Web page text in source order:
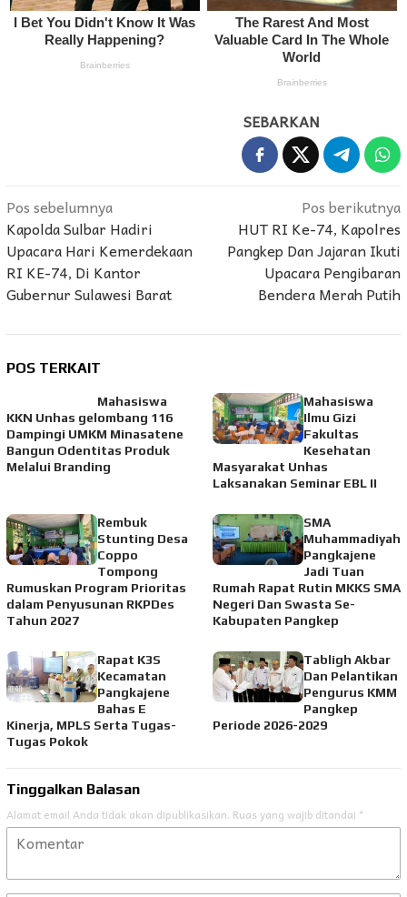
SEBARKAN
Navigasi
pos
Pos sebelumnya
Kapolda Sulbar Hadiri
Upacara Hari Kemerdekaan
RI KE-74, Di Kantor
Gubernur Sulawesi Barat
Pos berikutnya
HUT RI Ke-74, Kapolres
Pangkep Dan Jajaran Ikuti
Upacara Pengibaran
Bendera Merah Putih
POS TERKAIT
Mahasiswa
KKN Unhas gelombang 116
Dampingi UMKM Minasatene
Bangun Odentitas Produk
Melalui Branding
Mahasiswa
Ilmu Gizi
Fakultas
Kesehatan
Masyarakat Unhas
Laksanakan Seminar EBL II
Rembuk
Stunting Desa
Coppo
Tompong
Rumuskan Program Prioritas
dalam Penyusunan RKPDes
Tahun 2027
SMA
Muhammadiyah
Pangkajene
Jadi Tuan
Rumah Rapat Rutin MKKS SMA
Negeri Dan Swasta Se-
Kabupaten Pangkep
Rapat K3S
Kecamatan
Pangkajene
Bahas E
Kinerja, MPLS Serta Tugas-
Tugas Pokok
Tabligh Akbar
Dan Pelantikan
Pengurus KMM
Pangkep
Periode 2026-2029
Tinggalkan Balasan
Alamat email Anda tidak akan dipublikasikan. Ruas yang wajib ditandai *